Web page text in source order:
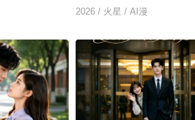
敢面对困难的爱情故事。通过剧中主人公在成
2026 / 火星 / AI漫